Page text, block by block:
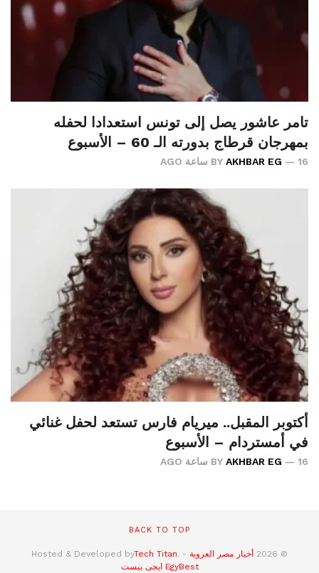
تامر عاشور يصل إلى تونس استعدادا لحفله
بمهرجان قرطاج بدورته الـ 60 – الأسبوع
BY AKHBAR EG 16 ساعة AGO
أكتوبر المقبل.. ميريام فارس تستعد لحفل غنائي
في أمستردام – الأسبوع
BY AKHBAR EG 16 ساعة AGO
BACK TO TOP
© 2026 أخبار مصر العروبة - Hosted & Developed by
Tech Titan.
EgyBest ايجى بيست